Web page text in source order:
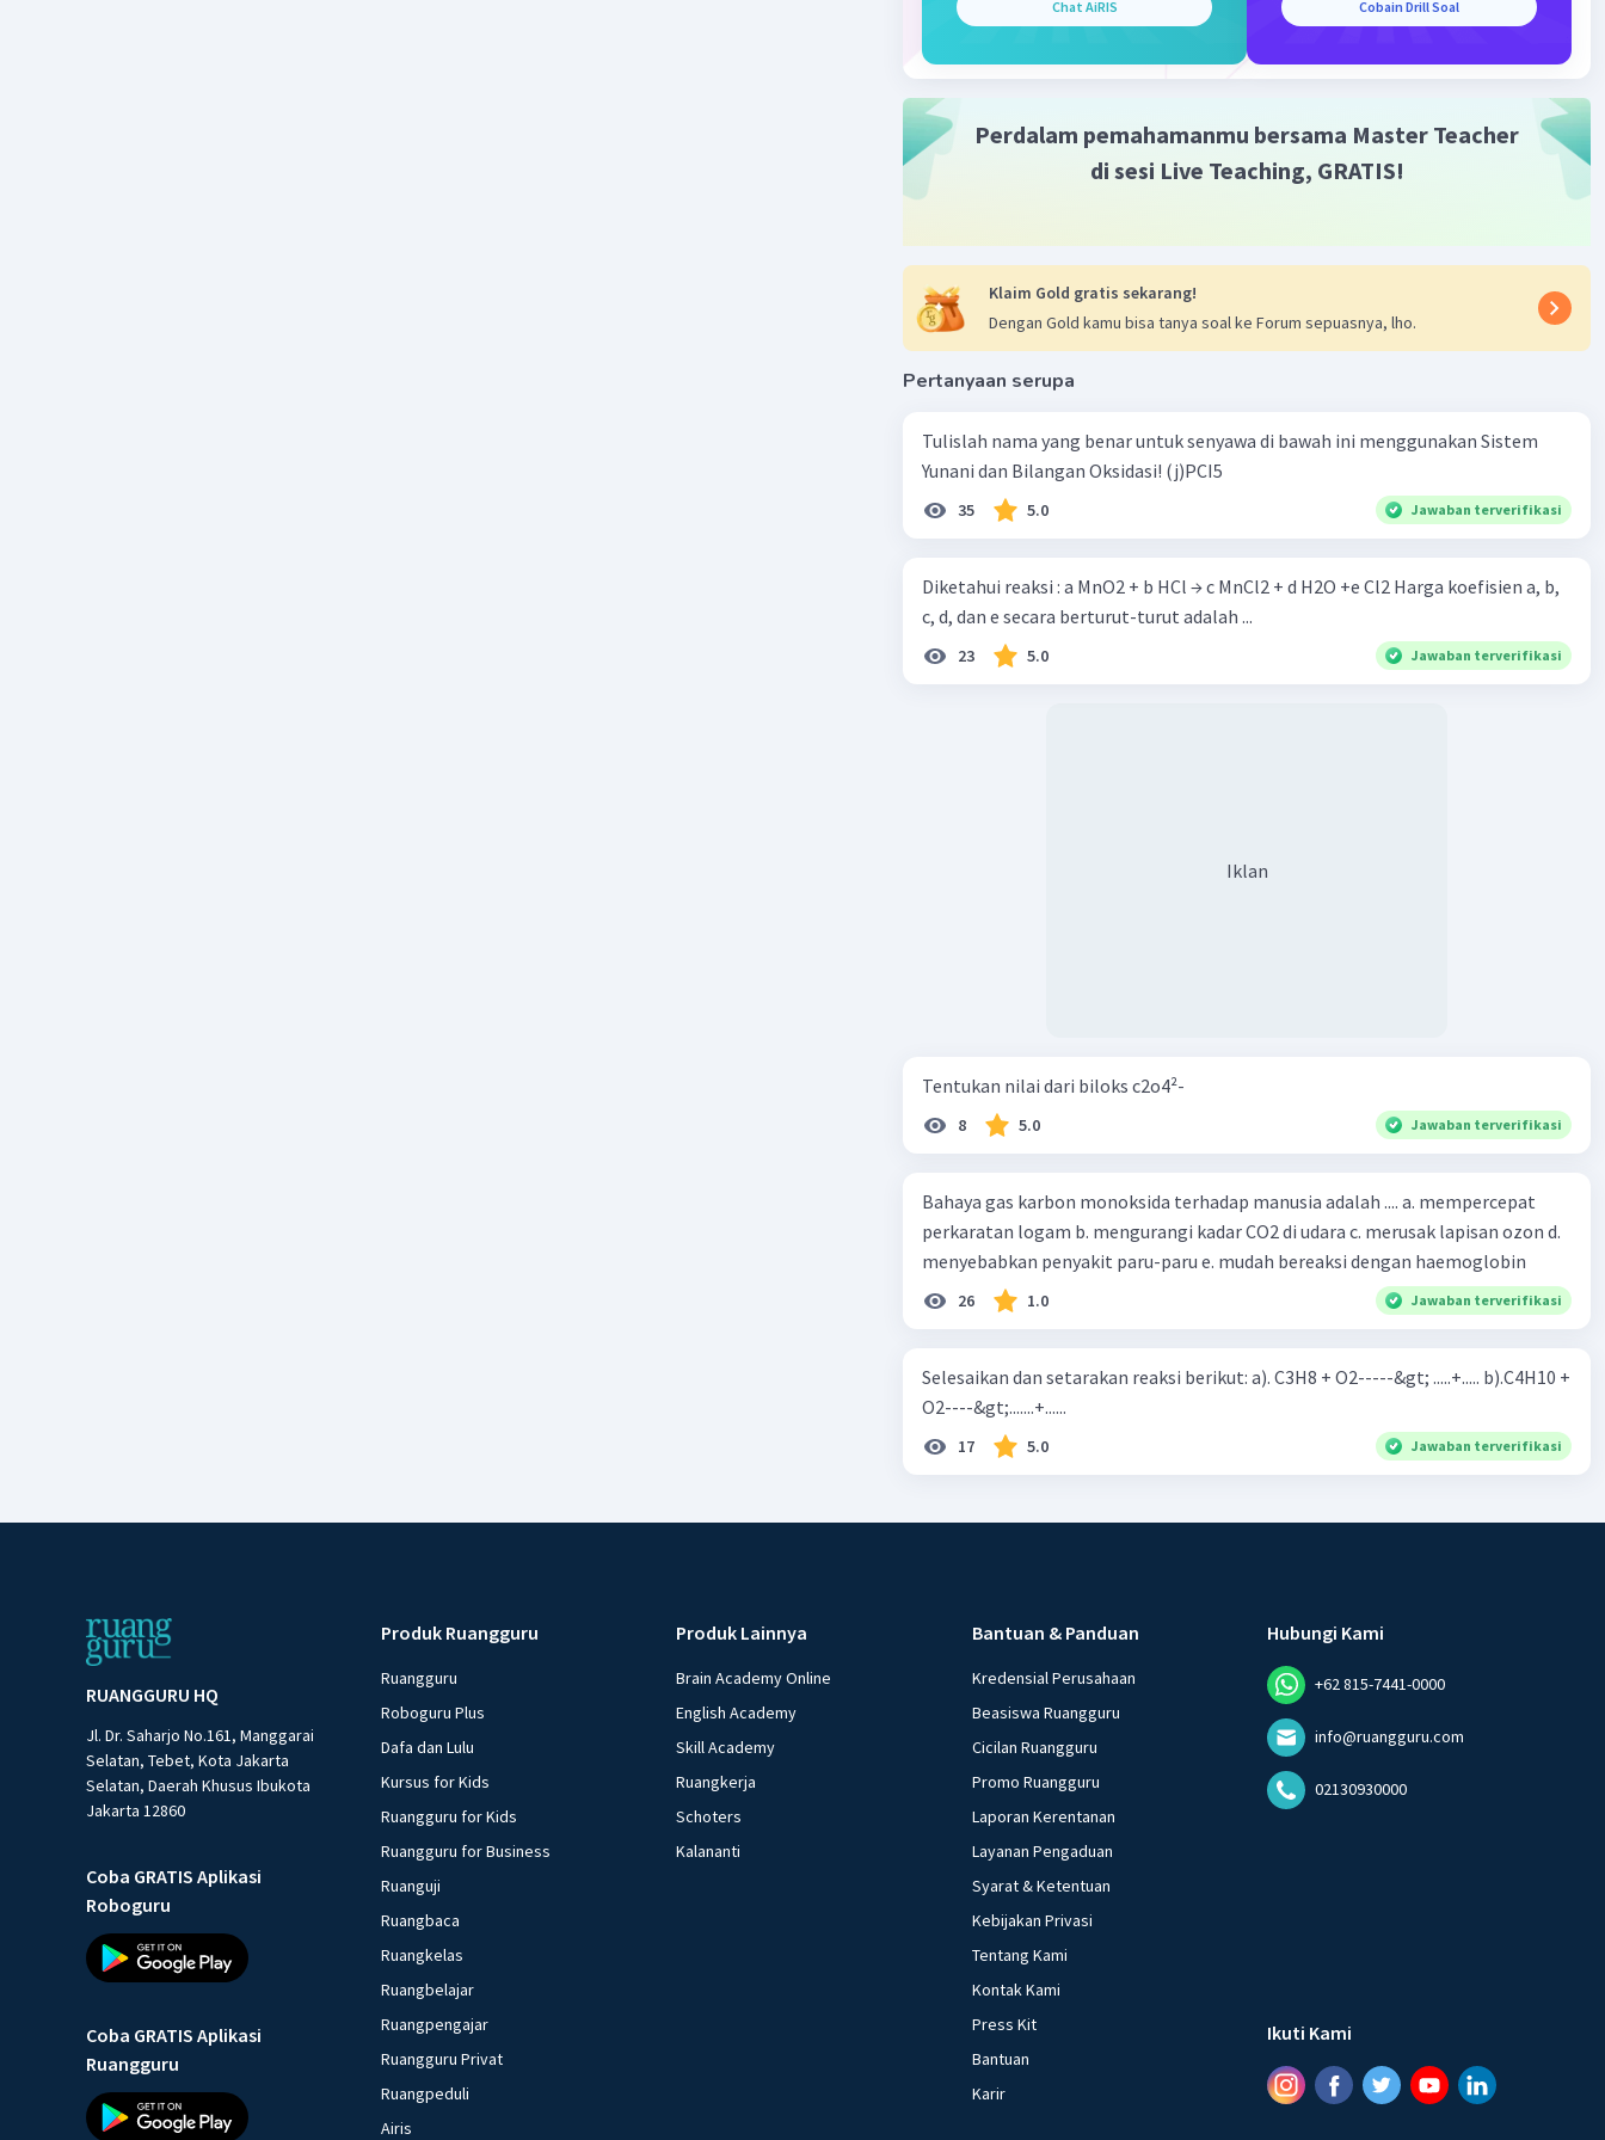
Chat AiRIS Cobain Drill Soal
Perdalam pemahamanmu bersama Master Teacher
di sesi Live Teaching, GRATIS!
Klaim Gold gratis sekarang!
Dengan Gold kamu bisa tanya soal ke Forum sepuasnya, lho.
Pertanyaan serupa
Tulislah nama yang benar untuk senyawa di bawah ini menggunakan Sistem
Yunani dan Bilangan Oksidasi! (j)PCI5
35 5.0 Jawaban terverifikasi
Diketahui reaksi : a MnO2 + b HCl → c MnCl2 + d H2O +e Cl2 Harga koefisien a, b,
c, d, dan e secara berturut-turut adalah ...
23 5.0 Jawaban terverifikasi
Iklan
Tentukan nilai dari biloks c2o4²-
8 5.0 Jawaban terverifikasi
Bahaya gas karbon monoksida terhadap manusia adalah .... a. mempercepat
perkaratan logam b. mengurangi kadar CO2 di udara c. merusak lapisan ozon d.
menyebabkan penyakit paru-paru e. mudah bereaksi dengan haemoglobin
26 1.0 Jawaban terverifikasi
Selesaikan dan setarakan reaksi berikut: a). C3H8 + O2-----&gt; .....+..... b).C4H10 +
O2----&gt;.......+......
17 5.0 Jawaban terverifikasi
RUANGGURU HQ
Jl. Dr. Saharjo No.161, Manggarai
Selatan, Tebet, Kota Jakarta
Selatan, Daerah Khusus Ibukota
Jakarta 12860
Coba GRATIS Aplikasi
Roboguru
Coba GRATIS Aplikasi
Ruangguru
Produk Ruangguru
Ruangguru
Roboguru Plus
Dafa dan Lulu
Kursus for Kids
Ruangguru for Kids
Ruangguru for Business
Ruanguji
Ruangbaca
Ruangkelas
Ruangbelajar
Ruangpengajar
Ruangguru Privat
Ruangpeduli
Airis
Produk Lainnya
Brain Academy Online
English Academy
Skill Academy
Ruangkerja
Schoters
Kalananti
Bantuan & Panduan
Kredensial Perusahaan
Beasiswa Ruangguru
Cicilan Ruangguru
Promo Ruangguru
Laporan Kerentanan
Layanan Pengaduan
Syarat & Ketentuan
Kebijakan Privasi
Tentang Kami
Kontak Kami
Press Kit
Bantuan
Karir
Hubungi Kami
+62 815-7441-0000
info@ruangguru.com
02130930000
Ikuti Kami